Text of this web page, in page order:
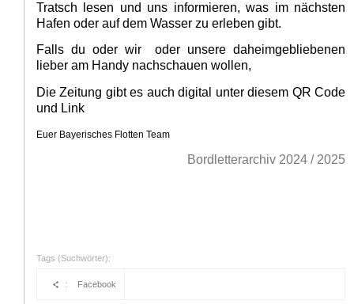
Tratsch lesen und uns informieren, was im nächsten
Hafen oder auf dem Wasser zu erleben gibt.
Falls du oder wir oder unsere daheimgebliebenen
lieber am Handy nachschauen wollen,
Die Zeitung gibt es auch digital unter diesem QR Code
und Link
Euer Bayerisches Flotten Team
Bordletterarchiv 2024 / 2025
Tags (Suchwörter):
: Facebook